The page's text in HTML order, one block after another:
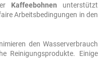
Kaffeebohnen unterstützt
Arbeitsbedingungen in den
den Wasserverbrauch
Reinigungsprodukte. Einige